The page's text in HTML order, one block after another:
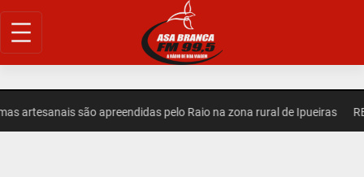
Pular
para
artesanais são apreendidas pelo Raio na zona rural de Ipueiras